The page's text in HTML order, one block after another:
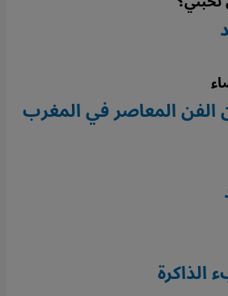
الفن المعاصر في المغرب
الذاكرة